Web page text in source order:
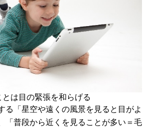
は目の緊張を和らげる
る「星空や遠くの風景を見ると目がよ
「普段から近くを見ることが多い＝毛